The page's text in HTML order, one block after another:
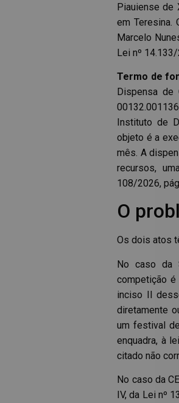
Piauiense de
em Teresina.
Marcelo
Lei nº
Termo de
Dispensa de
Instituto de
objeto é a
mês. A
recursos,
108/2026,
O
Os dois atos
No caso da
competição
inciso II
diretamente
um festival
enquadra, à
citado não
No caso da
IV, da Lei nº